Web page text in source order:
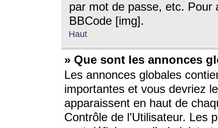
par mot de passe, etc. Pour
BBCode [img].
Haut
» Que sont les annonces
Les annonces globales
importantes et vous devriez
apparaissent en haut de
Contrôle de l’Utilisateur. Les